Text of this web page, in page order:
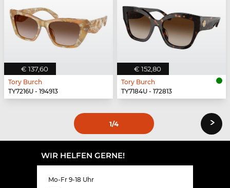
€ 137,60
Tory Burch
TY7216U - 194913
€ 152,80
Tory Burch
TY7184U - 172813
1/4 ›
WIR HELFEN GERNE!
Mo-Fr 9-18 Uhr